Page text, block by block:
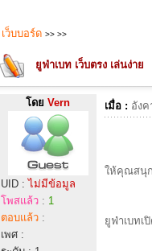
เว็บบอร์ด >> >>
ยูฟ่าเบท เว็บตรง เล่นง่าย
โดย Vern
UID :ไม่มีข้อมูล
โพสแล้ว : 1
ตอบแล้ว :
เพศ :
เมื่อ : อัง
ให้คุณสนุ
ยูฟ่าเบทเ